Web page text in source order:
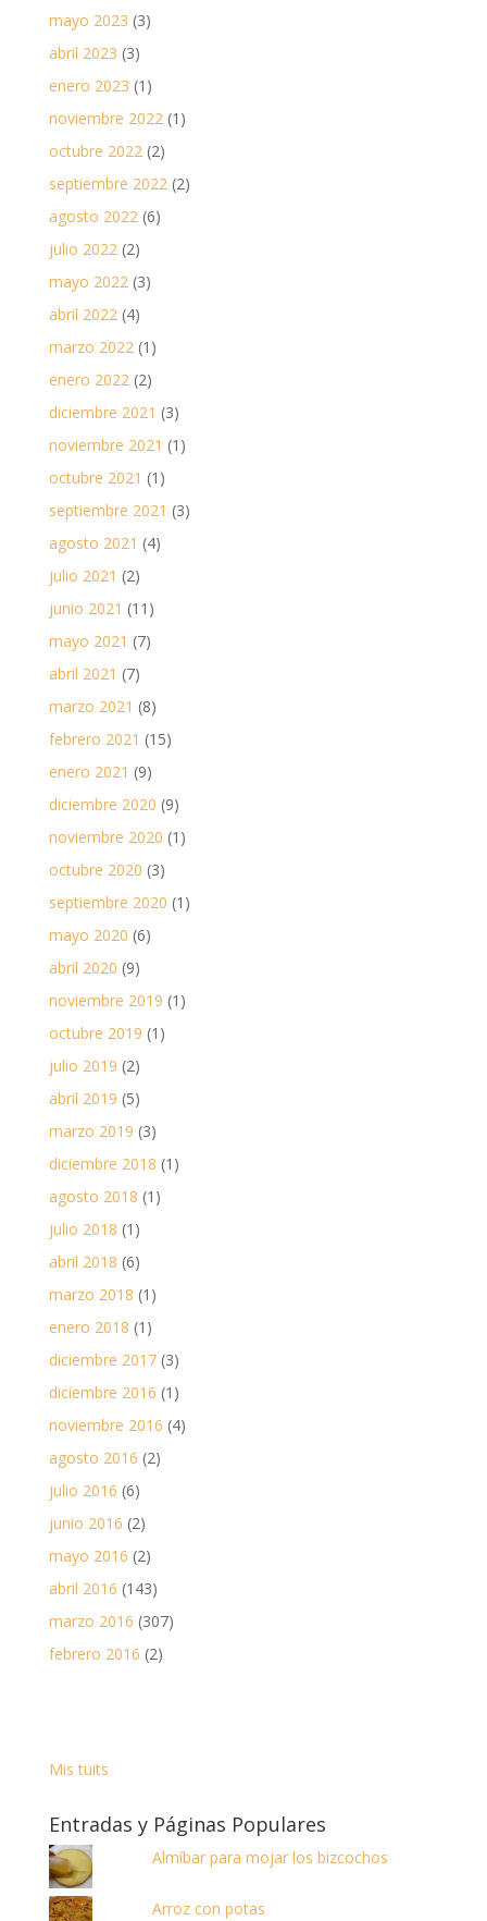
mayo 2023 (3)
abril 2023 (3)
enero 2023 (1)
noviembre 2022(1)
octubre 2022(2)
septiembre 2022(2)
agosto 2022(6)
julio 2022(2)
mayo 2022(3)
abril 2022(4)
marzo 2022(1)
enero 2022(2)
diciembre 2021 (3)
noviembre 2021 (1)
octubre 2021 (1)
septiembre 2021 (3)
agosto 2021 (4)
julio 2021 (2)
junio 2021 (11)
mayo 2021 (7)
abril 2021 (7)
marzo 2021 (8)
febrero 2021 (15)
enero 2021 (9)
diciembre 2020 (9)
noviembre 2020 (1)
octubre 2020 (3)
septiembre 2020 (1)
mayo 2020 (6)
abril 2020 (9)
noviembre 2019 (1)
octubre 2019 (1)
julio 2019 (2)
abril 2019 (5)
marzo 2019 (3)
diciembre 2018 (1)
agosto 2018 (1)
julio 2018 (1)
abril 2018 (6)
marzo 2018 (1)
enero 2018 (1)
diciembre 2017(3)
diciembre 2016 (1)
noviembre 2016 (4)
agosto 2016 (2)
julio 2016 (6)
junio 2016 (2)
mayo 2016 (2)
abril 2016 (143)
marzo 2016 (307)
febrero 2016 (2)
Mis tuits
Entradas y Páginas Populares
Almíbar para mojar los bizcochos
Arroz con potas